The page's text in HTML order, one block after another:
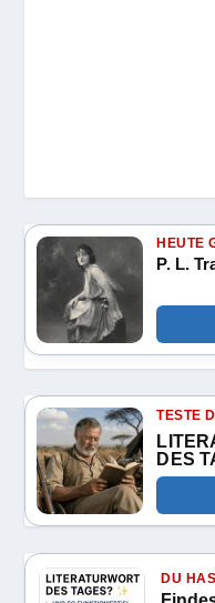
HEUTE
P. L.
TESTE
DES
DU